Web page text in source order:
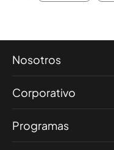
Nosotros
Corporativo
Programas